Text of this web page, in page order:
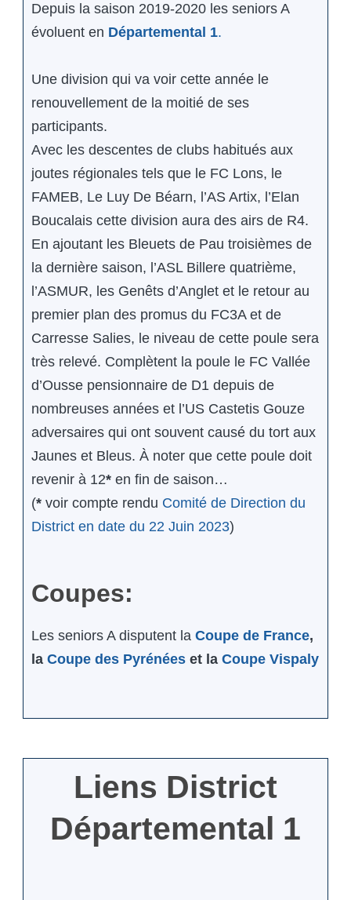
Depuis la saison 2019-2020 les seniors A
évoluent en Départemental 1.
Une division qui va voir cette année le
renouvellement de la moitié de ses
participants.
Avec les descentes de clubs habitués aux
joutes régionales tels que le FC Lons, le
FAMEB, Le Luy De Béarn, l’AS Artix, l’Elan
Boucalais cette division aura des airs de R4.
En ajoutant les Bleuets de Pau troisièmes de
la dernière saison, l’ASL Billere quatrième,
l’ASMUR, les Genêts d’Anglet et le retour au
premier plan des promus du FC3A et de
Carresse Salies, le niveau de cette poule sera
très relevé. Complètent la poule le FC Vallée
d’Ousse pensionnaire de D1 depuis de
nombreuses années et l’US Castetis Gouze
adversaires qui ont souvent causé du tort aux
Jaunes et Bleus. À noter que cette poule doit
revenir à 12* en fin de saison…
(* voir compte rendu Comité de Direction du
District en date du 22 Juin 2023)
Coupes:
Les seniors A disputent la Coupe de France,
la Coupe des Pyrénées et la Coupe Vispaly
Liens District
Départemental 1